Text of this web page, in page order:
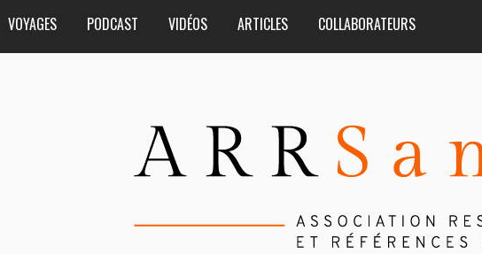
VOYAGES PODCAST VIDÉOS ARTICLES COLLABORATEURS